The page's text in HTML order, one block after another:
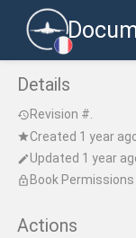
Details
Revision #.
Created 1 year
Updated 1 year
Book
Actions